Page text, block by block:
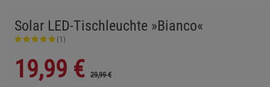
Solar LED-Tischleuchte »Bianco«
(1)
19,99 € 29,99 €